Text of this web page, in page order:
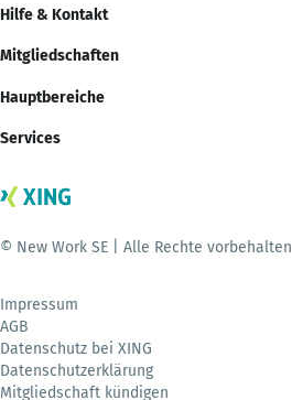
Hilfe & Kontakt
Mitgliedschaften
Hauptbereiche
Services
© New Work SE | Alle Rechte vorbehalten
Impressum
AGB
Datenschutz bei XING
Datenschutzerklärung
Mitgliedschaft kündigen